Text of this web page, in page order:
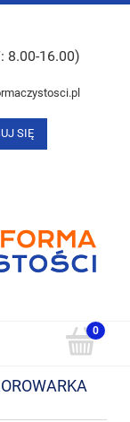
8.00-16.00)
SIĘ